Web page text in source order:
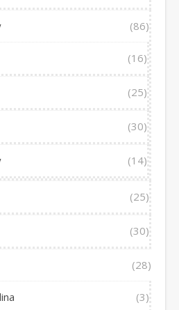
(86)
(16)
(25)
(30)
(14)
(25)
(30)
(28)
(3)